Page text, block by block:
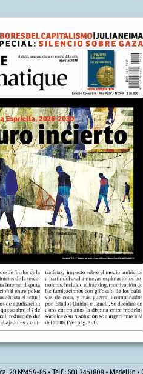
la “tecnología autoritaria”.
socavando los cimientos de
conforma con producir
Noviembre 2025